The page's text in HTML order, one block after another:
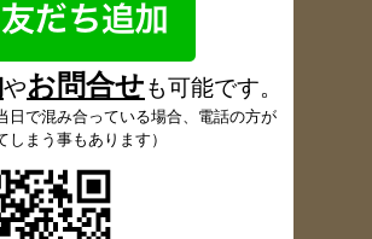
しました（1周年を振り返り
しました（6月18日午後休院の
声、多数追加しました
しました（定休日変更のお知ら
やお問合せも可能です。
日で混み合っている場合、電話の方が
しまう事もあります）